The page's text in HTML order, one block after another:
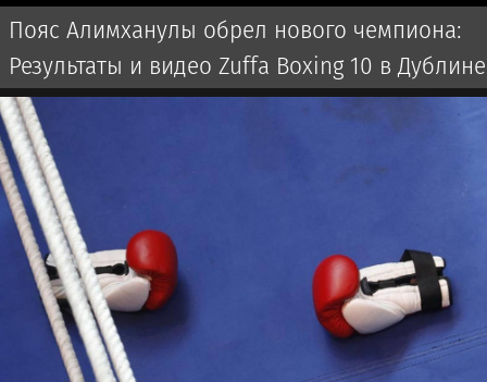
Пояс Алимханулы обрел нового чемпиона:
Результаты и видео Zuffa Boxing 10 в Дублине